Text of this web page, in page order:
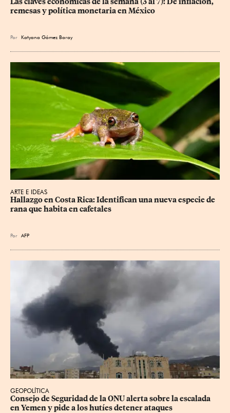
remesas y política monetaria en México
Por Katyana Gómez Baray
ARTE E IDEAS
Hallazgo en Costa Rica: Identifican una nueva especie de
rana que habita en cafetales
Por AFP
GEOPOLÍTICA
Consejo de Seguridad de la ONU alerta sobre la escalada
en Yemen y pide a los hutíes detener ataques